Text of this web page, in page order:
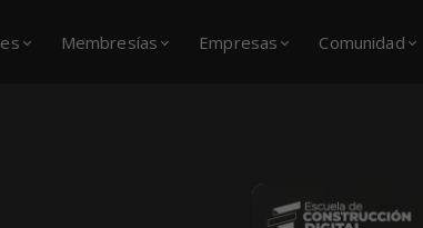
Membresías Empresas Comunidad